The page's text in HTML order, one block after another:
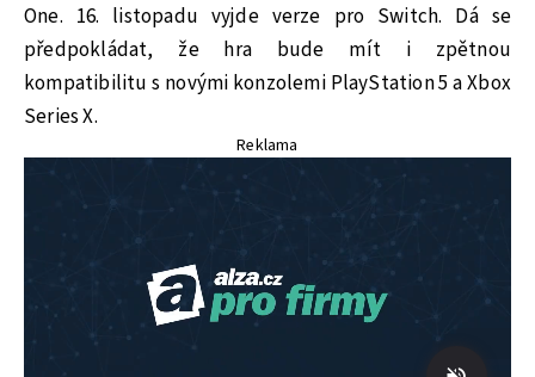
One. 16. listopadu vyjde verze pro Switch. Dá se
předpokládat, že hra bude mít i zpětnou
kompatibilitu s novými konzolemi PlayStation 5 a Xbox
Series X.
Reklama